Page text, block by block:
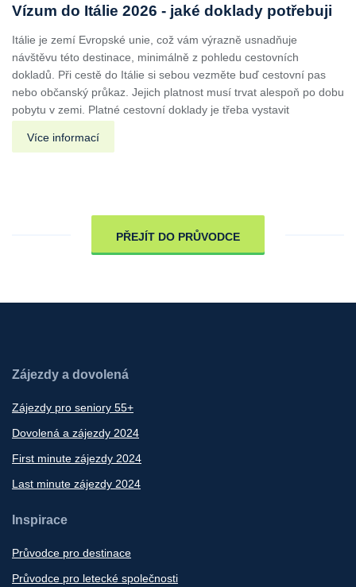
Vízum do Itálie 2026 - jaké doklady potřebuji
Itálie je zemí Evropské unie, což vám výrazně usnadňuje
návštěvu této destinace, minimálně z pohledu cestovních
dokladů. Při cestě do Itálie si sebou vezměte buď cestovní pas
nebo občanský průkaz. Jejich platnost musí trvat alespoň po dobu
pobytu v zemi. Platné cestovní doklady je třeba vystavit
Více informací
PŘEJÍT DO PRŮVODCE
Zájezdy a dovolená
Zájezdy pro seniory 55+
Dovolená a zájezdy 2024
First minute zájezdy 2024
Last minute zájezdy 2024
Inspirace
Průvodce pro destinace
Průvodce pro letecké společnosti